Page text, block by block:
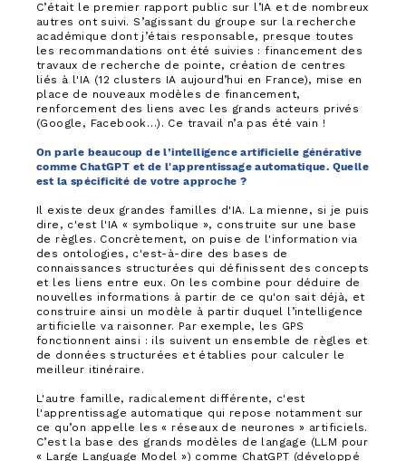
C’était le premier rapport public sur l’IA et de nombreux
autres ont suivi. S’agissant du groupe sur la recherche
académique dont j’étais responsable, presque toutes
les recommandations ont été suivies : financement des
travaux de recherche de pointe, création de centres
liés à l'IA (12 clusters IA aujourd’hui en France), mise en
place de nouveaux modèles de financement,
renforcement des liens avec les grands acteurs privés
(Google, Facebook…). Ce travail n’a pas été vain !
On parle beaucoup de l’intelligence artificielle générative
comme ChatGPT et de l'apprentissage automatique. Quelle
est la spécificité de votre approche ?
Il existe deux grandes familles d'IA. La mienne, si je puis
dire, c'est l'IA « symbolique », construite sur une base
de règles. Concrètement, on puise de l'information via
des ontologies, c'est-à-dire des bases de
connaissances structurées qui définissent des concepts
et les liens entre eux. On les combine pour déduire de
nouvelles informations à partir de ce qu'on sait déjà, et
construire ainsi un modèle à partir duquel l’intelligence
artificielle va raisonner. Par exemple, les GPS
fonctionnent ainsi : ils suivent un ensemble de règles et
de données structurées et établies pour calculer le
meilleur itinéraire.
L'autre famille, radicalement différente, c'est
l'apprentissage automatique qui repose notamment sur
ce qu’on appelle les « réseaux de neurones » artificiels.
C’est la base des grands modèles de langage (LLM pour
« Large Language Model ») comme ChatGPT (développé